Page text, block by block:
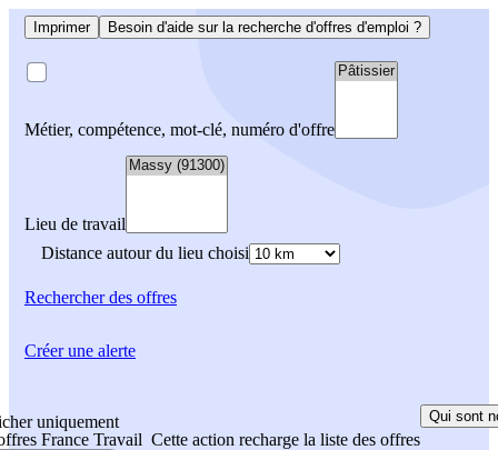
Imprimer Besoin d'aide sur la recherche d'offres d'emploi ?
Métier, compétence, mot-clé, numéro d'offre
Lieu de travail
Distance autour du lieu choisi
Rechercherdes offres
uniquement
France Travail Cette action recharge la liste des offres
Qui sont
Créer une alerte